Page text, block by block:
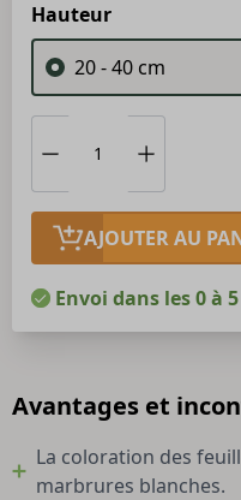
Hauteur
20 - 40 cm
AJOUTER AU
Envoi dans les 0 à
Avantages et
La coloration des
marbrures blanches.